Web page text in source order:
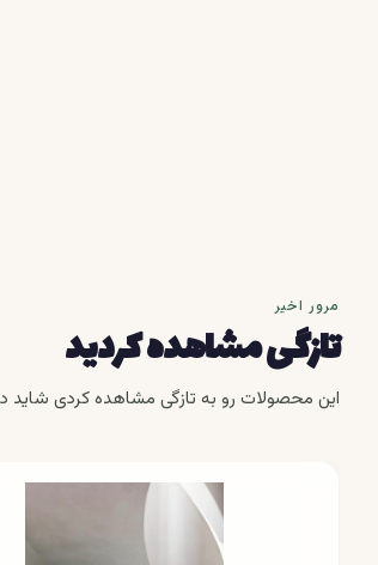
مرور اخیر
تازگی مشاهده کردید
این محصولات رو به تازگی مشاهده کردی